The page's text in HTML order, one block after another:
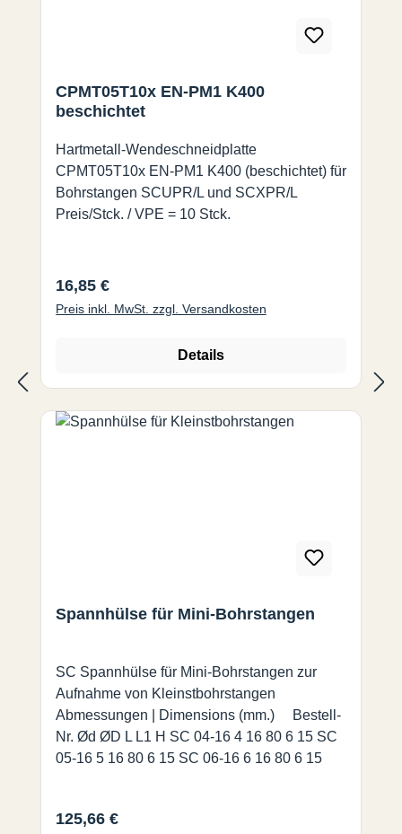
CPMT05T10x EN-PM1 K400
beschichtet
Hartmetall-Wendeschneidplatte
CPMT05T10x EN-PM1 K400 (beschichtet) für
Bohrstangen SCUPR/L und SCXPR/L
Preis/Stck. / VPE = 10 Stck.
Regulärer Preis:
16,85 €
Preis inkl. MwSt. zzgl. Versandkosten
Details
Spannhülse für Mini-Bohrstangen
SC Spannhülse für Mini-Bohrstangen zur
Aufnahme von Kleinstbohrstangen
Abmessungen | Dimensions (mm.) Bestell-
Nr. Ød ØD L L1 H SC 04-16 4 16 80 6 15 SC
05-16 5 16 80 6 15 SC 06-16 6 16 80 6 15
Regulärer Preis:
125,66 €